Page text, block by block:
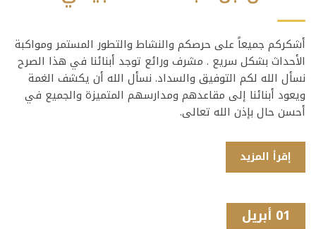
أشكركم جميعاً على حرصكم والنشاط والتطور المستمر ومواكبة
الأحداث بشكل سريع . مشرف ورائع توجد أبنائنا في هذا الصرح
نسأل الله لكم التوفيق والسداد. نسأل الله أن يكشف الغمة
ويعود أبنائنا إلى مقاعدهم ومدارسهم المتميزة والجميع في
أحسن حال بإذن الله تعالى.
إقرأ المزيد
01 أبريل